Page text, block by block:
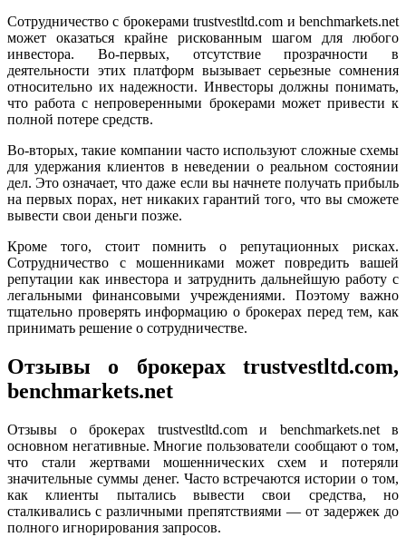
Сотрудничество с брокерами trustvestltd.com и benchmarkets.net
может оказаться крайне рискованным шагом для любого
инвестора. Во-первых, отсутствие прозрачности в
деятельности этих платформ вызывает серьезные сомнения
относительно их надежности. Инвесторы должны понимать,
что работа с непроверенными брокерами может привести к
полной потере средств.
Во-вторых, такие компании часто используют сложные схемы
для удержания клиентов в неведении о реальном состоянии
дел. Это означает, что даже если вы начнете получать прибыль
на первых порах, нет никаких гарантий того, что вы сможете
вывести свои деньги позже.
Кроме того, стоит помнить о репутационных рисках.
Сотрудничество с мошенниками может повредить вашей
репутации как инвестора и затруднить дальнейшую работу с
легальными финансовыми учреждениями. Поэтому важно
тщательно проверять информацию о брокерах перед тем, как
принимать решение о сотрудничестве.
Отзывы о брокерах trustvestltd.com,
benchmarkets.net
Отзывы о брокерах trustvestltd.com и benchmarkets.net в
основном негативные. Многие пользователи сообщают о том,
что стали жертвами мошеннических схем и потеряли
значительные суммы денег. Часто встречаются истории о том,
как клиенты пытались вывести свои средства, но
сталкивались с различными препятствиями — от задержек до
полного игнорирования запросов.